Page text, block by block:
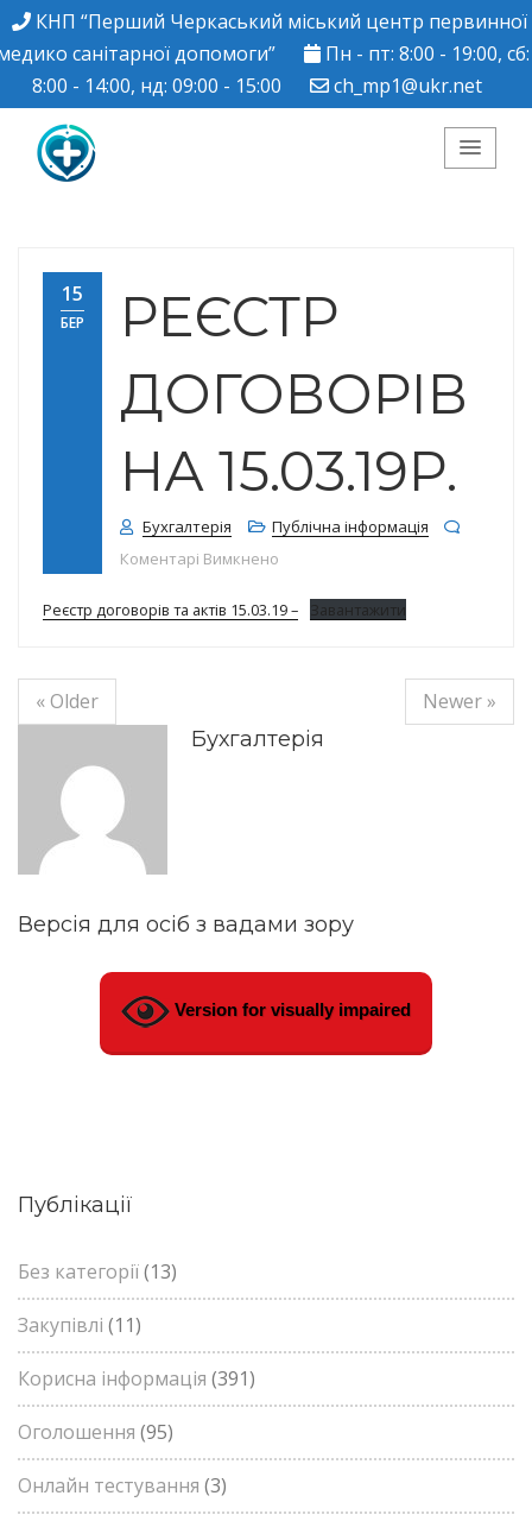
КНП “Перший Черкаський міський центр первинної
санітарної допомоги”
Пн - пт: 8:00 - 19:00, сб:
8:00 - 14:00, нд: 09:00 - 15:00
ch_mp1@ukr.net
Черкаський міський
центр ПМСД"
15
БЕР
РЕЄСТР
ДОГОВОРІВ
НА 15.03.19Р.
Бухгалтерія
Публічна інформація
Коментарі Вимкнено
Реєстр договорів та актів 15.03.19 – Завантажити
« Older
Newer »
Бухгалтерія
Версія для осіб з вадами зору
Version for visually impaired
Публікації
Без категорії(13)
Закупівлі (11)
Корисна інформація (391)
Оголошення (95)
Онлайн тестування (3)